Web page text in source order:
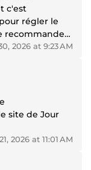
c'est
régler le
recommande
2026 at 9:23 AM
site de Jour
2026 at 11:01 AM